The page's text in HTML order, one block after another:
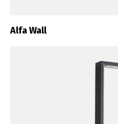
Alfa Wall